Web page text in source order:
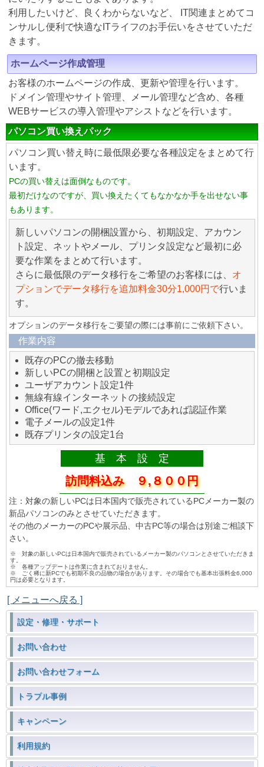
利用したいけど、良くわからないなど、 IT関連まとめてコ
ンサルし便利で快適なITライフのお手伝いをさせていただ
きます。
ホームページ作成管理
お客様のホームページの作成、更新や管理を行います。
ドメイン管理やサイト管理、メール管理など含め、各種
WEBサービスの導入管理やアシストなどを行います。
パソコン買い換えパック
パソコン買い替え時に最低限必要な各種設定をまとめて行
います。
PCの買い替えは面倒なものです。
最初だけなのですが、買い換えたくてもなかなか手を出せない事
もあります。
新しいパソコンの開梱設置から、初期設定、アカウン
ト設定、ネットやメール、プリンタ設定など最初に必
要な作業をまとめて行います。
さらに最低限のデータ移行をご希望のお客様には、 オ
プションでデータ移行を追加料金30分1,000円で行いま
す。
オプションのデータ移行をご要望の際には事前にご依頼下さい。
作業内容
既存のPCの撤去移動
新しいPCの開梱と設置と初期設定
ユーザアカウント設定1件
無線有線インターネットの接続設定
Office(ワード,エクセル)モデルであれば認証作業
電子メールの設定1件
既存プリンタの設定1台
基 本 設 定
訪問料込み ９,８００円
注：対象の新しいPCは日本国内で販売されているPCメーカー製の
新品パソコンのみとさせていただきます。
その他のメーカーのPCや展示品、中古PC等の場合は別途ご相談下
さい。
※ 対象の新しいPCは日本国内で販売されているメーカー製のパソコンとさせていただきま
す。
※ 各種アップデートは作業に含まれておりません。
※ ごく稀に新PCでも初期不良の品物の場合があります。その場合でも基本出張料金6,000
円は必要となります。
[ メニューへ戻る ]
設定・修理・サポート
お問い合わせ
お問い合わせフォーム
トラブル事例
キャンペーン
利用規約